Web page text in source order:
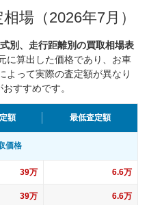
場（2026年7月）
別、走行距離別の買取相場表
に算出した価格であり、お車
よって実際の査定額が異なり
おすすめです。
額 最低査定額
価格
39万 6.6万
39万 6.6万